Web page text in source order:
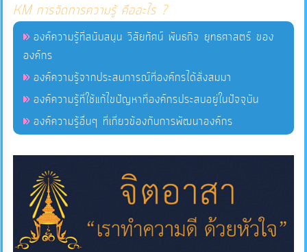
ปี
การ
บริหาร
และ
พัฒนา
ทรัพยากร
บุคคล
การ
ส่ง
เสริม
KM การจัดการความรู้ คืออะไร ?
องค์ความรู้ที่สนับสนุน วิสัยทัศน์ พันธกิจ ยุทธศาสตร์ ของ
องค์กร
องค์ความรู้จากประสบการณ์ที่องค์กรได้สั่งสมมา
องค์ความรู้ที่ใช้แก้ไขปัญหาที่องค์กรประสบอยู่ในปัจจุบัน
องค์ความรู้อื่นๆ ที่เกี่ยวข้องกับการพัฒนาองค์กร